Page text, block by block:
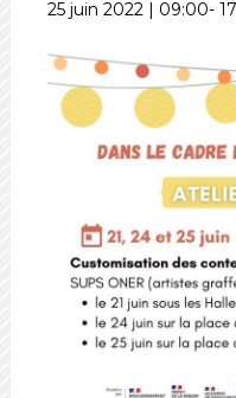
25 juin 2022 | 09:00-